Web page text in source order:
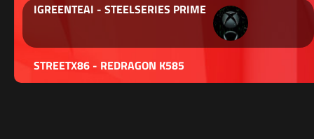
IGREENTEAI - STEELSERIES PRIME
STREETX86 - REDRAGON K585